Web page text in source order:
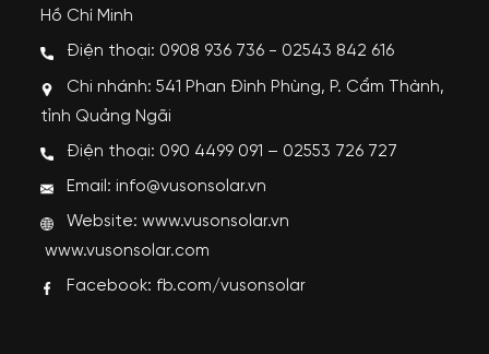
Hồ Chí Minh
Điện thoại: 0908 936 736 - 02543 842 616
Chi nhánh: 541 Phan Đình Phùng, P. Cẩm Thành,
tỉnh Quảng Ngãi
Điện thoại: 090 4499 091 – 02553 726 727
Email: info@vusonsolar.vn
Website:www.vusonsolar.vn
www.vusonsolar.com
Facebook: fb.com/vusonsolar